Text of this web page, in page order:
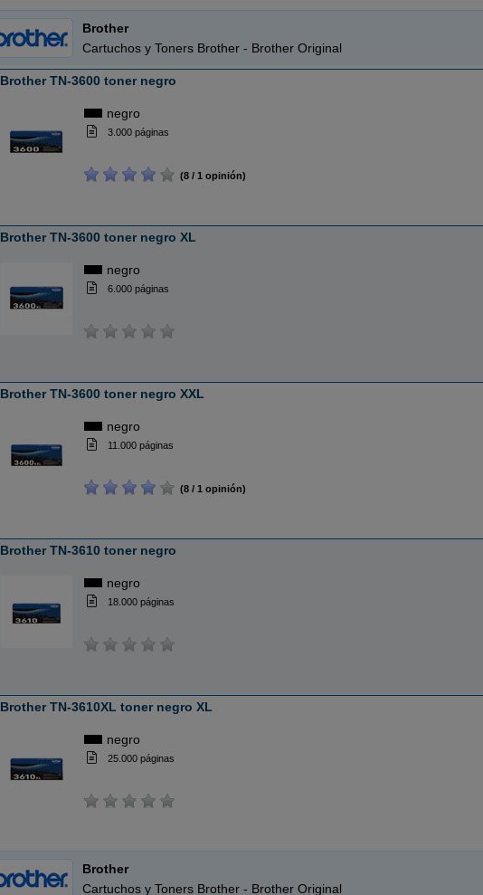
Brother
Cartuchos y Toners Brother - Brother Original
Brother TN-3600 toner negro
negro
3.000 páginas
(8 / 1 opinión)
Brother TN-3600 toner negro XL
negro
6.000 páginas
Brother TN-3600 toner negro XXL
negro
11.000 páginas
(8 / 1 opinión)
Brother TN-3610 toner negro
negro
18.000 páginas
Brother TN-3610XL toner negro XL
negro
25.000 páginas
Brother
Cartuchos y Toners Brother - Brother Original